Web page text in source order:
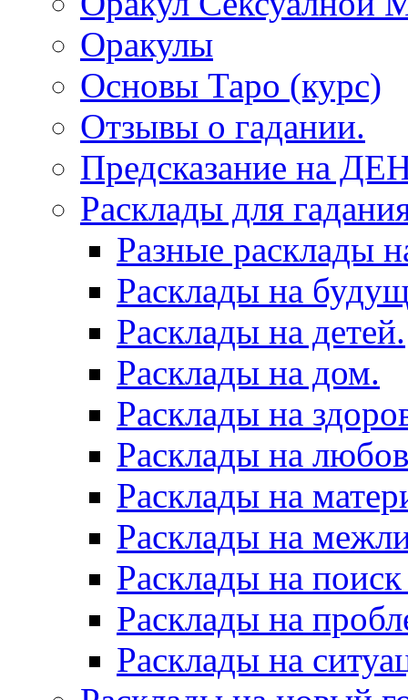
Оракулы
Основы Таро (курс)
Отзывы о гадании.
Предсказание на
Расклады для
Разные расклады
Расклады на
Расклады на детей.
Расклады на дом.
Расклады на
Расклады на
Расклады на
Расклады на
Расклады на
Расклады на
Расклады на